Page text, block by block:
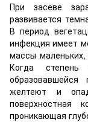
При засеве
развивается
В период
инфекция имеет
массы
Когда степень
желтеют и
поверхностная
проникающая